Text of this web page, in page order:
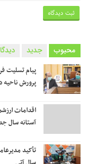
محبوب جدید
پیام تسلیت
پرورش
اقدامات
آستانه سال
تأکید